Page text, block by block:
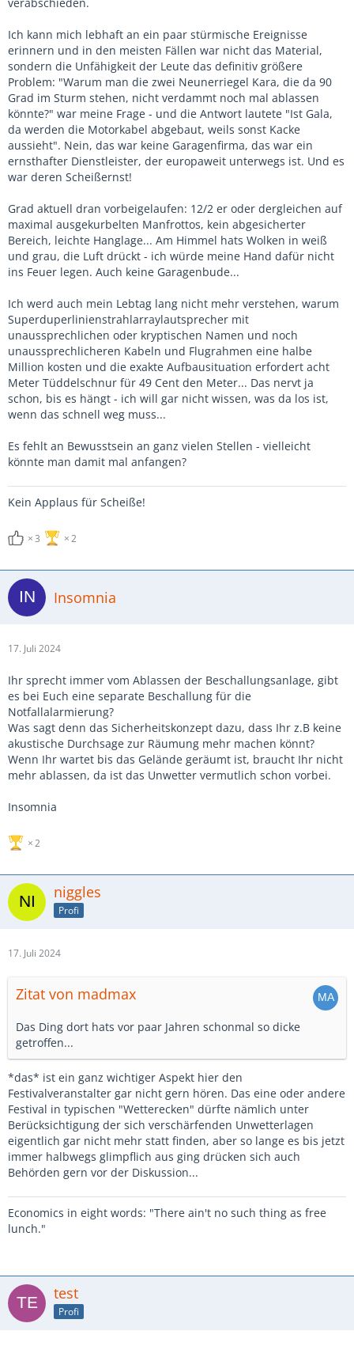
Ich kann mich lebhaft an ein paar stürmische Ereignisse
erinnern und in den meisten Fällen war nicht das Material,
sondern die Unfähigkeit der Leute das definitiv größere
Problem: "Warum man die zwei Neunerriegel Kara, die da 90
Grad im Sturm stehen, nicht verdammt noch mal ablassen
könnte?" war meine Frage - und die Antwort lautete "Ist Gala,
da werden die Motorkabel abgebaut, weils sonst Kacke
aussieht". Nein, das war keine Garagenfirma, das war ein
ernsthafter Dienstleister, der europaweit unterwegs ist. Und es
war deren Scheißernst!
Grad aktuell dran vorbeigelaufen: 12/2 er oder dergleichen auf
maximal ausgekurbelten Manfrottos, kein abgesicherter
Bereich, leichte Hanglage... Am Himmel hats Wolken in weiß
und grau, die Luft drückt - ich würde meine Hand dafür nicht
ins Feuer legen. Auch keine Garagenbude...
Ich werd auch mein Lebtag lang nicht mehr verstehen, warum
Superduperlinienstrahlarraylautsprecher mit
unaussprechlichen oder kryptischen Namen und noch
unaussprechlicheren Kabeln und Flugrahmen eine halbe
Million kosten und die exakte Aufbausituation erfordert acht
Meter Tüddelschnur für 49 Cent den Meter... Das nervt ja
schon, bis es hängt - ich will gar nicht wissen, was da los ist,
wenn das schnell weg muss...
Es fehlt an Bewusstsein an ganz vielen Stellen - vielleicht
könnte man damit mal anfangen?
Kein Applaus für Scheiße!
3 2
Insomnia
17. Juli 2024
Ihr sprecht immer vom Ablassen der Beschallungsanlage, gibt
es bei Euch eine separate Beschallung für die
Notfallalarmierung?
Was sagt denn das Sicherheitskonzept dazu, dass Ihr z.B keine
akustische Durchsage zur Räumung mehr machen könnt?
Wenn Ihr wartet bis das Gelände geräumt ist, braucht Ihr nicht
mehr ablassen, da ist das Unwetter vermutlich schon vorbei.
Insomnia
2
niggles
Profi
17. Juli 2024
Zitat von madmax
Das Ding dort hats vor paar Jahren schonmal so dicke
getroffen...
*das* ist ein ganz wichtiger Aspekt hier den
Festivalveranstalter gar nicht gern hören. Das eine oder andere
Festival in typischen "Wetterecken" dürfte nämlich unter
Berücksichtigung der sich verschärfenden Unwetterlagen
eigentlich gar nicht mehr statt finden, aber so lange es bis jetzt
immer halbwegs glimpflich aus ging drücken sich auch
Behörden gern vor der Diskussion...
Economics in eight words: "There ain't no such thing as free
lunch."
test
Profi